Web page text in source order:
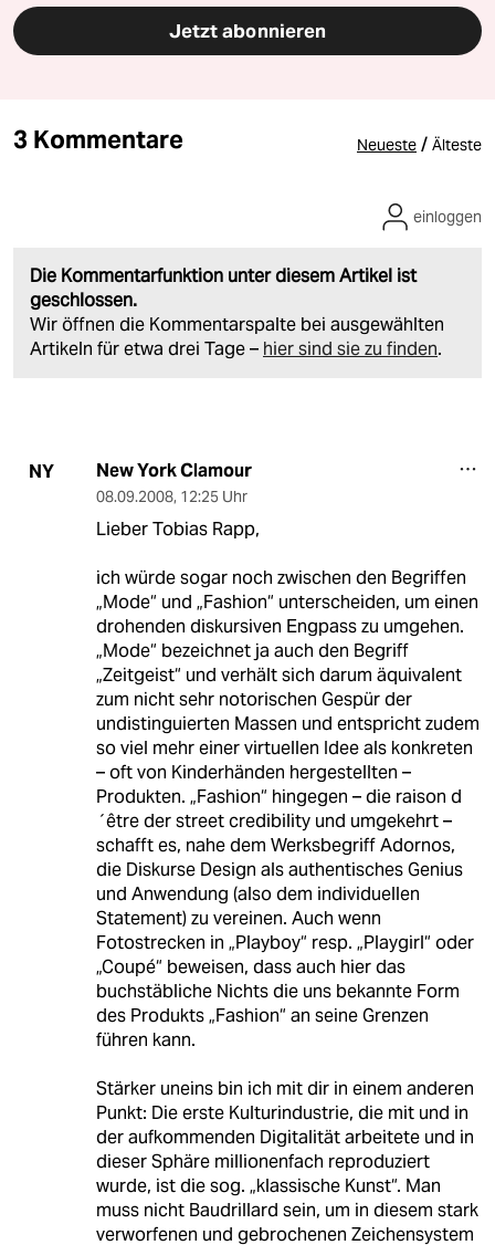
Jetzt abonnieren
3 Kommentare Neueste / Älteste
Die Kommentarfunktion unter diesem Artikel ist
geschlossen.
Wir öffnen die Kommentarspalte bei ausgewählten
Artikeln für etwa drei Tage – hier sind sie zu finden.
einloggen
NY New York Clamour
08.09.2008, 12:25 Uhr
Lieber Tobias Rapp,
ich würde sogar noch zwischen den Begriffen
„Mode“ und „Fashion“ unterscheiden, um einen
drohenden diskursiven Engpass zu umgehen.
„Mode“ bezeichnet ja auch den Begriff
„Zeitgeist“ und verhält sich darum äquivalent
zum nicht sehr notorischen Gespür der
undistinguierten Massen und entspricht zudem
so viel mehr einer virtuellen Idee als konkreten
– oft von Kinderhänden hergestellten –
Produkten. „Fashion“ hingegen – die raison d
´être der street credibility und umgekehrt –
schafft es, nahe dem Werksbegriff Adornos,
die Diskurse Design als authentisches Genius
und Anwendung (also dem individuellen
Statement) zu vereinen. Auch wenn
Fotostrecken in „Playboy“ resp. „Playgirl“ oder
„Coupé“ beweisen, dass auch hier das
buchstäbliche Nichts die uns bekannte Form
des Produkts „Fashion“ an seine Grenzen
führen kann.
Stärker uneins bin ich mit dir in einem anderen
Punkt: Die erste Kulturindustrie, die mit und in
der aufkommenden Digitalität arbeitete und in
dieser Sphäre millionenfach reproduziert
wurde, ist die sog. „klassische Kunst“. Man
muss nicht Baudrillard sein, um in diesem stark
verworfenen und gebrochenen Zeichensystem